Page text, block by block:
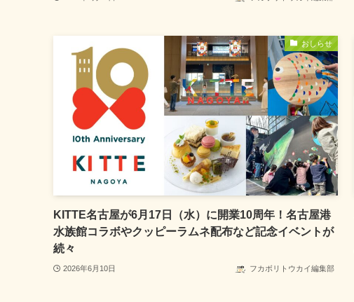
おしらせ
KITTE名古屋が6月17日（水）に開業10周年！名古屋港
水族館コラボやクッピーラムネ配布など記念イベントが
続々
2026年6月10日 フカボリトウカイ編集部